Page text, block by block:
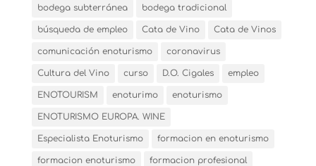
bodega subterránea bodega tradicional
búsqueda de empleo Cata de Vino Cata de Vinos
comunicación enoturismo coronavirus
Cultura del Vino curso D.O. Cigales empleo
ENOTOURISM enoturimo enoturismo
ENOTURISMO EUROPA. WINE
Especialista Enoturismo formacion en enoturismo
formacion enoturismo formacion profesional